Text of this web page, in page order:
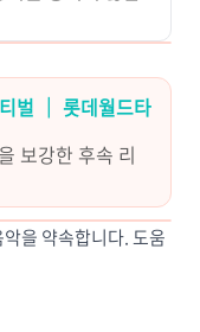
벌 │ 롯데월드타
을 보강한 후속 리
을 약속합니다. 도움